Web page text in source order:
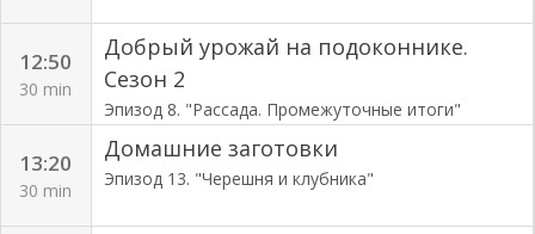
12:50
30 min
Добрый урожай на подоконнике.
Сезон 2
Эпизод 8. "Рассада. Промежуточные итоги"
13:20
30 min
Домашние заготовки
Эпизод 13. "Черешня и клубника"